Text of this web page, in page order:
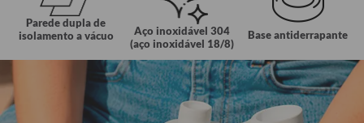
Parede dupla de
isolamento a vácuo
Aço inoxidável 304
(aço inoxidável 18/8)
Base antiderrapante